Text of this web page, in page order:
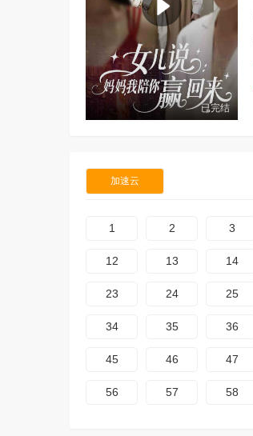
已完结
加速云
1 2 3
12 13 14
23 24 25
34 35 36
45 46 47
56 57 58